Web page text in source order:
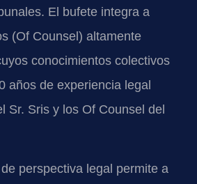
El bufete integra a
(Of Counsel) altamente
conocimientos colectivos
años de experiencia legal
Sr. Sris y los Of Counsel del
perspectiva legal permite a